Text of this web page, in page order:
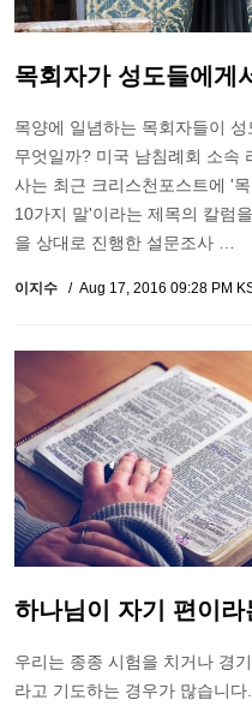
목회자가 성도들에게
목양에 일념하는 목회자들이
무엇일까? 미국 남침례회 소속
사는 최근 크리스천포스트에 '
10가지 말'이라는 제목의 칼럼
을 상대로 진행한 설문조사 …
이지수 Aug 17, 2016 09:28 PM
하나님이 자기 편이
우리는 종종 시험을 치거나 경
라고 기도하는 경우가 많습니